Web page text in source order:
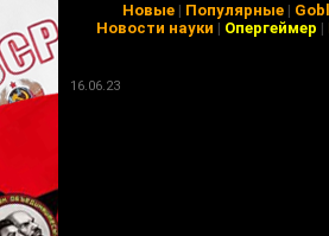
Новые | Популярные |
Новости науки | Опергеймер |
16.06.23